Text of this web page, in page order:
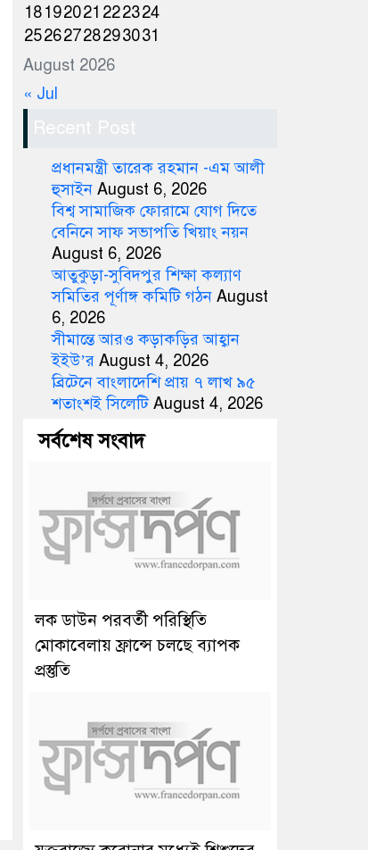
August 2026
18192021 222324
25262728293031
« Jul
Recent Post
প্রধানমন্ত্রী তারেক রহমান -এম আলী
হুসাইন August 6, 2026
বিশ্ব সামাজিক ফোরামে যোগ দিতে
বেনিনে সাফ সভাপতি খিয়াং নয়ন
August 6, 2026
আতুকুড়া-সুবিদপুর শিক্ষা কল্যাণ
সমিতির পূর্ণাঙ্গ কমিটি গঠন August
6, 2026
সীমান্তে আরও কড়াকড়ির আহ্বান
ইইউ’র August 4, 2026
ব্রিটেনে বাংলাদেশি প্রায় ৭ লাখ ৯৫
শতাংশই সিলেটি August 4, 2026
সর্বশেষ সংবাদ
লক ডাউন পরবর্তী পরিস্থিতি
মোকাবেলায় ফ্রান্সে চলছে ব্যাপক
প্রস্তুতি